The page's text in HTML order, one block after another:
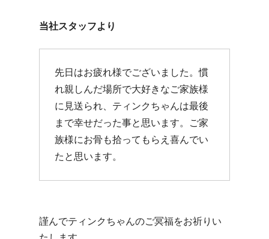
当社スタッフより
先日はお疲れ様でございました。慣
れ親しんだ場所で大好きなご家族様
に見送られ、ティンクちゃんは最後
まで幸せだった事と思います。ご家
族様にお骨も拾ってもらえ喜んでい
たと思います。
謹んでティンクちゃんのご冥福をお祈りい